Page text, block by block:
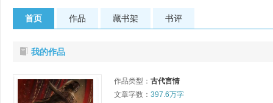
首页 作品 藏书架 书评
我的作品
作品类型： 古代言情
文章字数： 397.6万字